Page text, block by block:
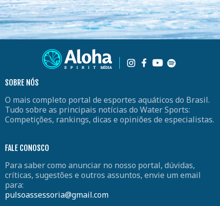
SOBRE NÓS
O mais completo portal de esportes aquáticos do Brasil.
Tudo sobre as principais notícias do Water Sports:
Competições, rankings, dicas e opiniões de especialistas.
FALE CONOSCO
Para saber como anunciar no nosso portal, dúvidas,
críticas, sugestões e outros assuntos, envie um email
para:
pulsoassessoria@gmail.com